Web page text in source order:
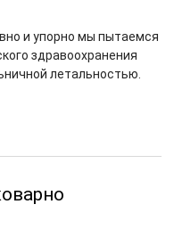
и упорно мы пытаемся
здравоохранения
летальностью.